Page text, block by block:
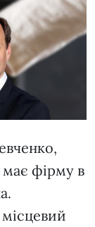
має фірму в